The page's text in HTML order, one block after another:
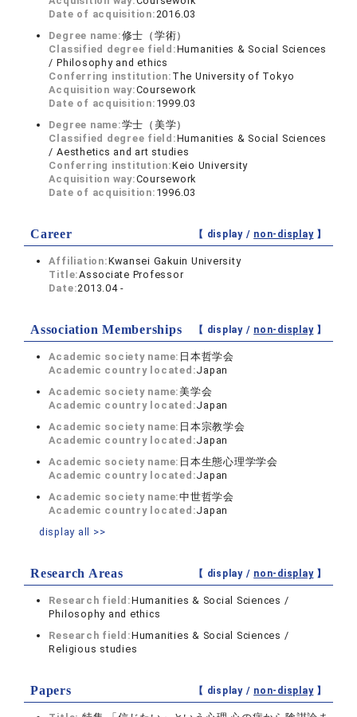
Date of acquisition:2016.03
Degree name:修士（学術）
Classified degree field:Humanities & Social Sciences
/ Philosophy and ethics
Conferring institution: The University of Tokyo
Acquisition way:Coursework
Date of acquisition: 1999.03
Degree name:学士（美学）
Classified degree field:Humanities & Social Sciences
/ Aesthetics and art studies
Conferring institution:Keio University
Acquisition way:Coursework
Date of acquisition: 1996.03
Career 【 display / non-display】
Affiliation:Kwansei Gakuin University
Title:Associate Professor
Date:2013.04 -
Association Memberships 【 display / non-display】
Academic society name: 日本哲学会
Academic country located:Japan
Academic society name:美学会
Academic country located:Japan
Academic society name: 日本宗教学会
Academic country located:Japan
Academic society name: 日本生態心理学学会
Academic country located:Japan
Academic society name:中世哲学会
Academic country located:Japan
display all >>
Research Areas 【 display / non-display】
Research field:Humanities & Social Sciences /
Philosophy and ethics
Research field:Humanities & Social Sciences /
Religious studies
Papers 【 display / non-display】